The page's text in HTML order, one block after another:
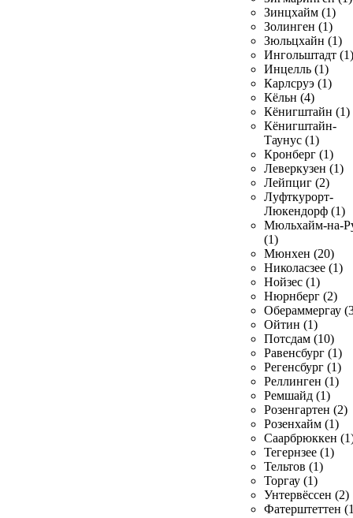
Зинцхайм (1)
Золинген (1)
Зюльцхайн (1)
Ингольштадт (1)
Инцелль (1)
Карлсруэ (1)
Кёльн (4)
Кёнигштайн (1)
Кёнигштайн-
Таунус (1)
Кронберг (1)
Леверкузен (1)
Лейпциг (2)
Луфткурорт-
Люкендорф (1)
Мюльхайм-на-
(1)
Мюнхен (20)
Николасзее (1)
Нойзес (1)
Нюрнберг (2)
Обераммергау
Ойтин (1)
Потсдам (10)
Равенсбург (1)
Регенсбург (1)
Реллинген (1)
Ремшайд (1)
Розенгартен (2)
Розенхайм (1)
Саарбрюккен
Тегернзее (1)
Тельтов (1)
Торгау (1)
Унтервёссен (2)
Фатерштеттен